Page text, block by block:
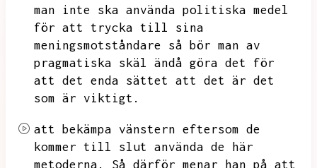
man inte ska använda politiska medel
för att trycka till sina
meningsmotståndare så bör man av
pragmatiska skäl ändå göra det för
att det enda sättet att det är det
som är viktigt.
att bekämpa vänstern eftersom de
kommer till slut använda de här
metoderna.
Så därför menar han på att